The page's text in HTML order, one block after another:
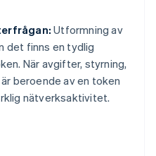
Utformning av
det finns en tydlig
När avgifter, styrning,
beroende av en token
nätverksaktivitet.